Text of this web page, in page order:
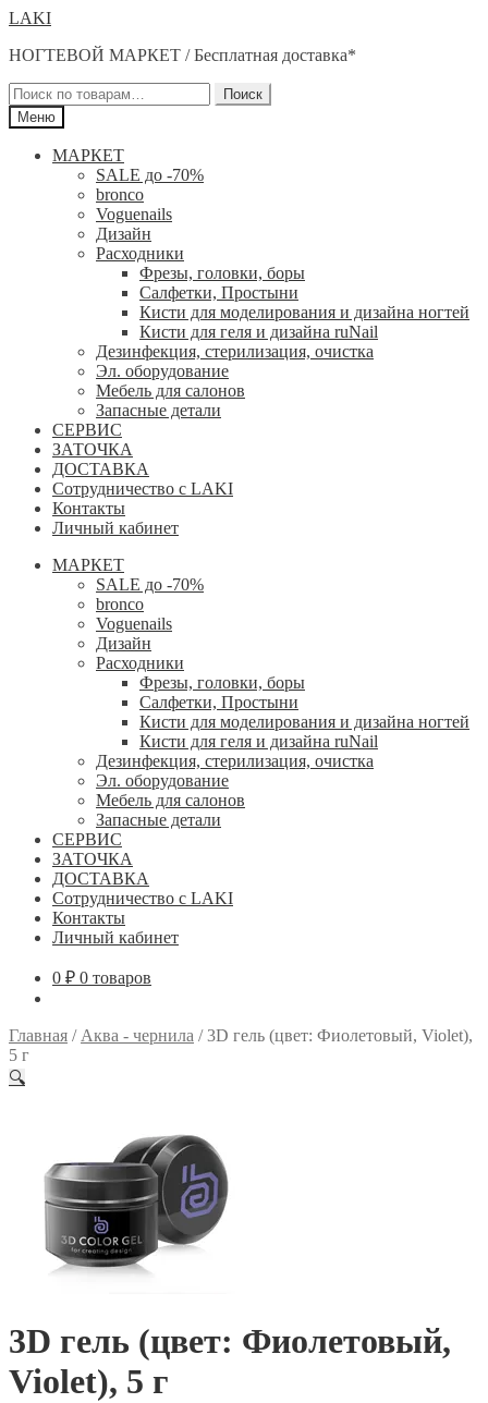
Перейти
навигации
Перейти
содержимому
LAKI
НОГТЕВОЙ МАРКЕТ / Бесплатная доставка*
Искать:
Поиск
Меню
МАРКЕТ
SALE до -70%
bronco
Voguenails
Дизайн
Расходники
Фрезы, головки, боры
Салфетки, Простыни
Кисти для моделирования и дизайна ногтей
Кисти для геля и дизайна ruNail
Дезинфекция, стерилизация, очистка
Эл. оборудование
Мебель для салонов
Запасные детали
СЕРВИС
ЗАТОЧКА
ДОСТАВКА
Сотрудничество с LAKI
Контакты
Личный кабинет
МАРКЕТ
SALE до -70%
bronco
Voguenails
Дизайн
Расходники
Фрезы, головки, боры
Салфетки, Простыни
Кисти для моделирования и дизайна ногтей
Кисти для геля и дизайна ruNail
Дезинфекция, стерилизация, очистка
Эл. оборудование
Мебель для салонов
Запасные детали
СЕРВИС
ЗАТОЧКА
ДОСТАВКА
Сотрудничество с LAKI
Контакты
Личный кабинет
0 ₽ 0 товаров
Главная / Аква - чернила /3D гель (цвет: Фиолетовый, Violet),
5 г
🔍
3D гель (цвет: Фиолетовый,
Violet), 5 г